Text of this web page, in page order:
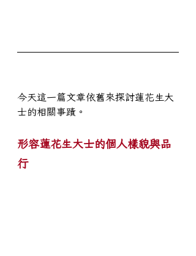
今天這一篇文章依舊來探討蓮花生大
士的相關事蹟。
形容蓮花生大士的個人樣貌與品
行